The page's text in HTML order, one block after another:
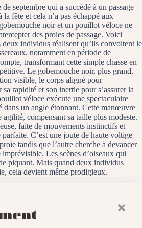
septembre qui a succédé à un passage
fête et cela n’a pas échappé aux
noir et un pouillot véloce ne
des proies de passage. Voici
deux individus réalisent qu’ils convoitent le
notamment en période de
transformant cette simple chasse en
Le gobemouche noir, plus grand,
visible, le corps aligné pour
rapidité et son inertie pour s’assurer la
véloce exécute une spectaculaire
dans un angle étonnant. Cette manœuvre
agilité, compensant sa taille plus modeste.
faite de mouvements instinctifs et
C’est une joute de haute voltige
tandis que l’autre cherche à devancer
Les scènes d’oiseaux qui
piquant. Mais quand deux individus
cela devient même prodigieux.